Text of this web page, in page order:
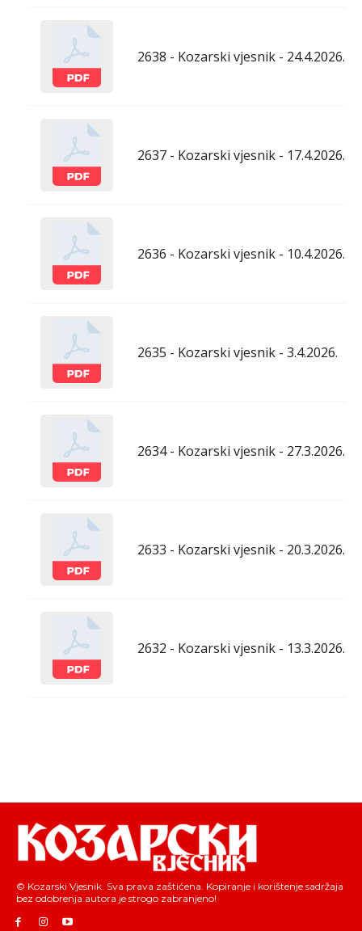
2638 - Kozarski vjesnik - 24.4.2026.
2637 - Kozarski vjesnik - 17.4.2026.
2636 - Kozarski vjesnik - 10.4.2026.
2635 - Kozarski vjesnik - 3.4.2026.
2634 - Kozarski vjesnik - 27.3.2026.
2633 - Kozarski vjesnik - 20.3.2026.
2632 - Kozarski vjesnik - 13.3.2026.
© Kozarski Vjesnik. Sva prava zaštićena. Kopiranje i korištenje sadržaja
bez odobrenja autora je strogo zabranjeno!